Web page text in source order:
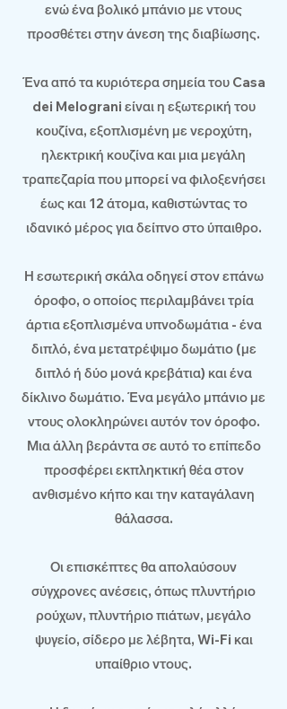
ενώ ένα βολικό μπάνιο με ντους
προσθέτει στην άνεση της διαβίωσης.
Ένα από τα κυριότερα σημεία του Casa
dei Melograni είναι η εξωτερική του
κουζίνα, εξοπλισμένη με νεροχύτη,
ηλεκτρική κουζίνα και μια μεγάλη
τραπεζαρία που μπορεί να φιλοξενήσει
έως και 12 άτομα, καθιστώντας το
ιδανικό μέρος για δείπνο στο ύπαιθρο.
Η εσωτερική σκάλα οδηγεί στον επάνω
όροφο, ο οποίος περιλαμβάνει τρία
άρτια εξοπλισμένα υπνοδωμάτια - ένα
διπλό, ένα μετατρέψιμο δωμάτιο (με
διπλό ή δύο μονά κρεβάτια) και ένα
δίκλινο δωμάτιο. Ένα μεγάλο μπάνιο με
ντους ολοκληρώνει αυτόν τον όροφο.
Μια άλλη βεράντα σε αυτό το επίπεδο
προσφέρει εκπληκτική θέα στον
ανθισμένο κήπο και την καταγάλανη
θάλασσα.
Οι επισκέπτες θα απολαύσουν
σύγχρονες ανέσεις, όπως πλυντήριο
ρούχων, πλυντήριο πιάτων, μεγάλο
ψυγείο, σίδερο με λέβητα, Wi-Fi και
υπαίθριο ντους.